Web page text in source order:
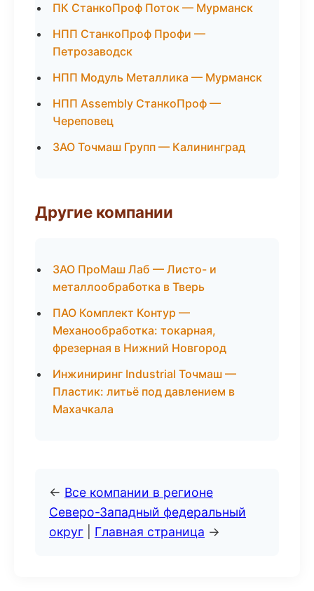
ПК СтанкоПроф Поток — Мурманск
НПП СтанкоПроф Профи —
Петрозаводск
НПП Модуль Металлика — Мурманск
НПП Assembly СтанкоПроф —
Череповец
ЗАО Точмаш Групп — Калининград
Другие компании
ЗАО ПроМаш Лаб — Листо- и
металлообработка в Тверь
ПАО Комплект Контур —
Механообработка: токарная,
фрезерная в Нижний Новгород
Инжиниринг Industrial Точмаш —
Пластик: литьё под давлением в
Махачкала
← Все компании в регионе
Северо-Западный федеральный
округ
Главная страница →